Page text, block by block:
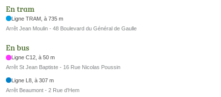
En tram
Ligne TRAM, à 735 m
Arrêt Jean Moulin - 48 Boulevard du Général de Gaulle
En bus
Ligne C12, à 50 m
Arrêt St Jean Baptiste - 16 Rue Nicolas Poussin
Ligne L8, à 307 m
Arrêt Beaumont - 2 Rue d'Hem